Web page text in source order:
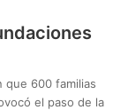
que 600 familias
el paso de la